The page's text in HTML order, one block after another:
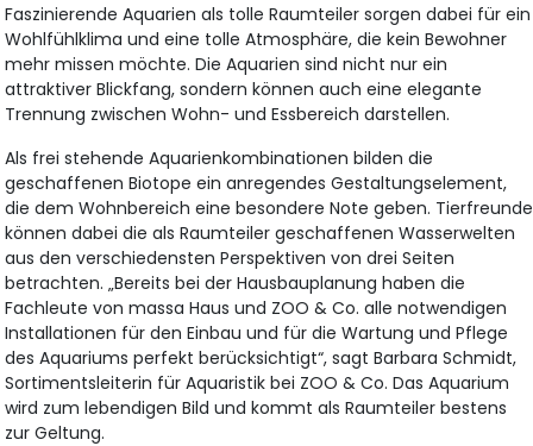
Faszinierende Aquarien als tolle Raumteiler sorgen dabei für ein
Wohlfühlklima und eine tolle Atmosphäre, die kein Bewohner
mehr missen möchte. Die Aquarien sind nicht nur ein
attraktiver Blickfang, sondern können auch eine elegante
Trennung zwischen Wohn- und Essbereich darstellen.
Als frei stehende Aquarienkombinationen bilden die
geschaffenen Biotope ein anregendes Gestaltungselement,
die dem Wohnbereich eine besondere Note geben. Tierfreunde
können dabei die als Raumteiler geschaffenen Wasserwelten
aus den verschiedensten Perspektiven von drei Seiten
betrachten. „Bereits bei der Hausbauplanung haben die
Fachleute von massa Haus und ZOO & Co. alle notwendigen
Installationen für den Einbau und für die Wartung und Pflege
des Aquariums perfekt berücksichtigt“, sagt Barbara Schmidt,
Sortimentsleiterin für Aquaristik bei ZOO & Co. Das Aquarium
wird zum lebendigen Bild und kommt als Raumteiler bestens
zur Geltung.